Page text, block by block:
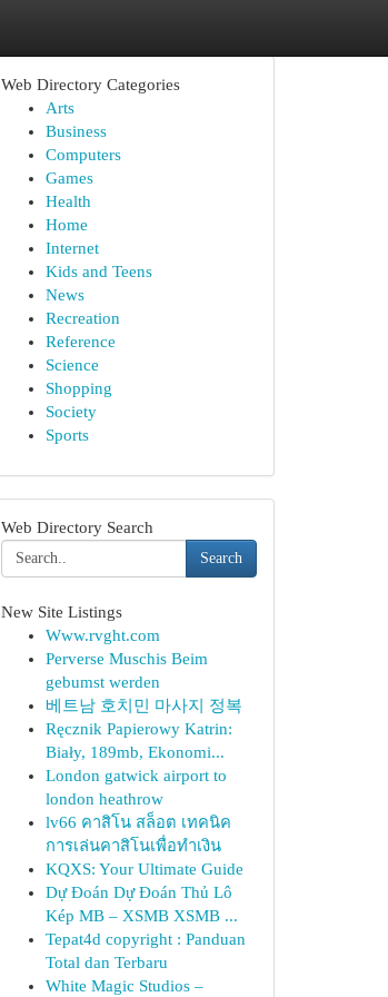
Web Directory Categories
Arts
Business
Computers
Games
Health
Home
Internet
Kids and Teens
News
Recreation
Reference
Science
Shopping
Society
Sports
Web Directory Search
Search
New Site Listings
Www.rvght.com
Perverse Muschis Beim
gebumst werden
베트남 호치민 마사지 정복
Ręcznik Papierowy Katrin:
Biały, 189mb, Ekonomi...
London gatwick airport to
london heathrow
lv66 คาสิโน สล็อต เทคนิค
การเล่นคาสิโนเพื่อทำเงิน
KQXS: Your Ultimate Guide
Dự Đoán Dự Đoán Thủ Lô
Kép MB – XSMB XSMB ...
Tepat4d copyright : Panduan
Total dan Terbaru
White Magic Studios –